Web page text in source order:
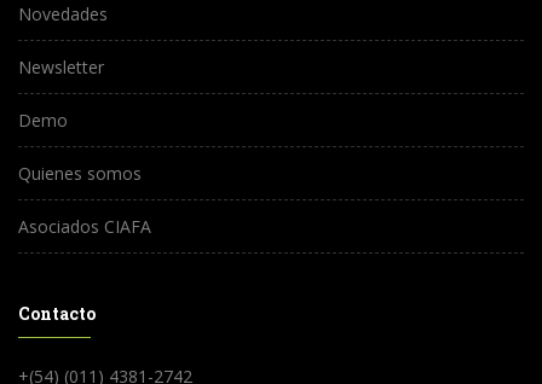
Novedades
Newsletter
Demo
Quienes somos
Asociados CIAFA
Contacto
+(54) (011) 4381-2742